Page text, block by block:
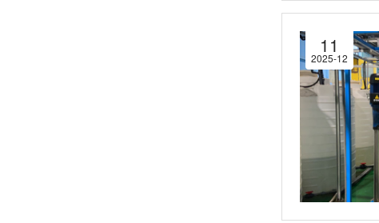
11
2025-12